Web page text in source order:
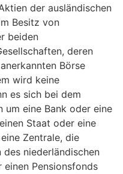
der ausländischen
Besitz von
beiden
deren
Börse
wird keine
es sich bei dem
um eine Bank oder eine
Staat oder eine
Zentrale, die
des niederländischen
Pensionsfonds